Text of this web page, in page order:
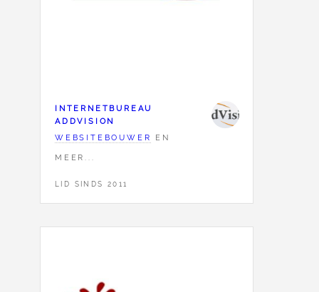
INTERNETBUREAU
ADDVISION
WEBSITEBOUWER
EN
MEER...
LID SINDS 2011